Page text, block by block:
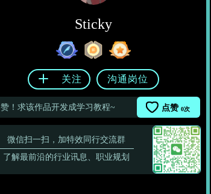
Sticky
关注 沟通岗位
赞！求该作品开发成学习教程~ 点赞 0次
微信扫一扫，加特效同行交流群
了解最前沿的行业讯息、职业规划